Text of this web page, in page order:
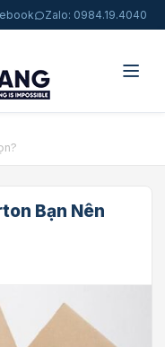
Zalo: 0984.19.4040
Bạn Nên